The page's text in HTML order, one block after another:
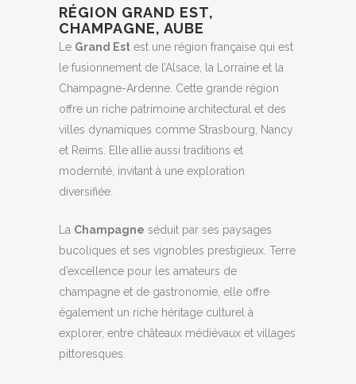
RÉGION GRAND EST,
CHAMPAGNE, AUBE
Le Grand Est est une région française qui est
le fusionnement de l’Alsace, la Lorraine et la
Champagne-Ardenne. Cette grande région
offre un riche patrimoine architectural et des
villes dynamiques comme Strasbourg, Nancy
et Reims. Elle allie aussi traditions et
modernité, invitant à une exploration
diversifiée.
La Champagne séduit par ses paysages
bucoliques et ses vignobles prestigieux. Terre
d’excellence pour les amateurs de
champagne et de gastronomie, elle offre
également un riche héritage culturel à
explorer, entre châteaux médiévaux et villages
pittoresques.